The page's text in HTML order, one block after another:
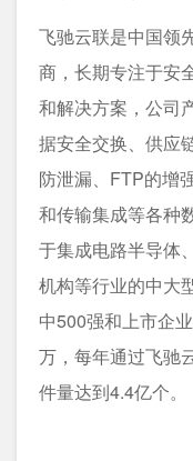
飞驰云联是中国领
商，长期专注于安
和解决方案，公司
据安全交换、供应
防泄漏、FTP的增
和传输集成等各种
于集成电路半导体
机构等行业的中大
中500强和上市企
万，每年通过飞驰
件量达到4.4亿个。